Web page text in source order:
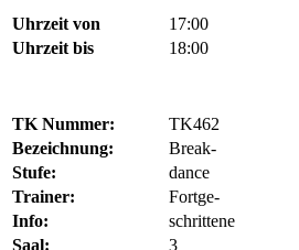
Uhrzeit von
17:00
Uhrzeit bis
18:00
TK Nummer:
TK462
Bezeichnung:
Break-
Stufe:
dance
Trainer:
Fortge-
Info:
schrittene
Saal:
3